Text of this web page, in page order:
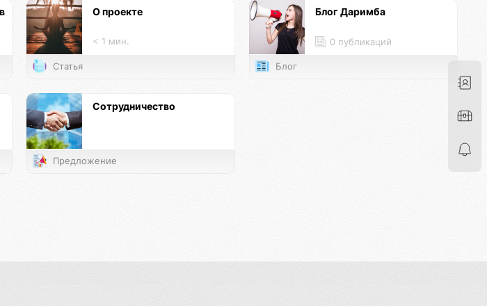
О проекте
< 1 мин.
Статья
Блог Даримба
0 публикаций
Блог
Сотрудничество
Предложение